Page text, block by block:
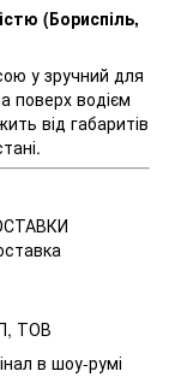
(Бориспіль,
у зручний для
поверх водієм
від габаритів
ТОВ
в шоу-румі